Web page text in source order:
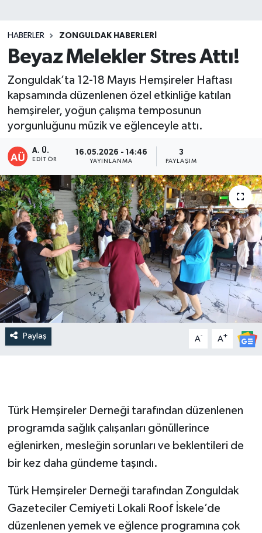
HABERLER ZONGULDAK HABERLERI
Beyaz Melekler Stres Attı!
Zonguldak’ta 12-18 Mayıs Hemşireler Haftası
kapsamında düzenlenen özel etkinliğe katılan
hemşireler, yoğun çalışma temposunun
yorgunluğunu müzik ve eğlenceyle attı.
A. Ü.
EDITÖR
16.05.2026 - 14:46
YAYINLANMA
3
PAYLAŞIM
Paylaş A- A+
Türk Hemşireler Derneği tarafından düzenlenen
programda sağlık çalışanları gönüllerince
eğlenirken, mesleğin sorunları ve beklentileri de
bir kez daha gündeme taşındı.
Türk Hemşireler Derneği tarafından Zonguldak
Gazeteciler Cemiyeti Lokali Roof İskele’de
düzenlenen yemek ve eğlence programına çok
DÜZCE
EREĞLİ
GÖKÇEBEY